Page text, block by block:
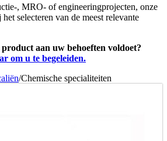
, MRO- of engineeringprojecten, onze
selecteren van de meest relevante
aan uw behoeften voldoet?
om u te begeleiden.
/Chemische specialiteiten